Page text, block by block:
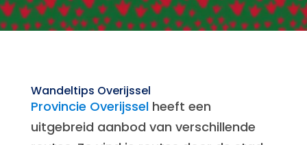
Wandeltips Overijssel
Provincie Overijsselheeft een
uitgebreid aanbod van verschillende